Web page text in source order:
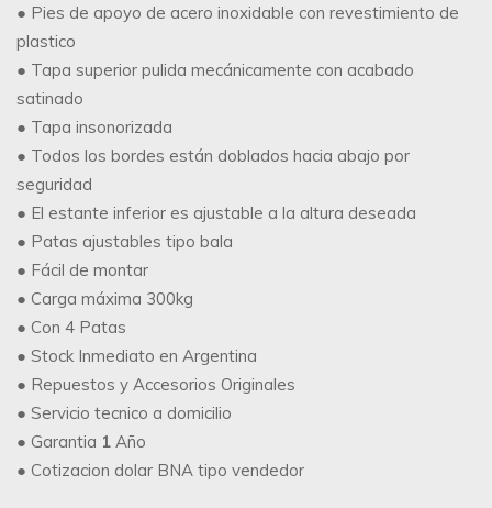
● Pies de apoyo de acero inoxidable con revestimiento de
plastico
● Tapa superior pulida mecánicamente con acabado
satinado
● Tapa insonorizada
● Todos los bordes están doblados hacia abajo por
seguridad
● El estante inferior es ajustable a la altura deseada
● Patas ajustables tipo bala
● Fácil de montar
● Carga máxima 300kg
● Con 4 Patas
● Stock Inmediato en Argentina
● Repuestos y Accesorios Originales
● Servicio tecnico a domicilio
● Garantia 1 Año
● Cotizacion dolar BNA tipo vendedor